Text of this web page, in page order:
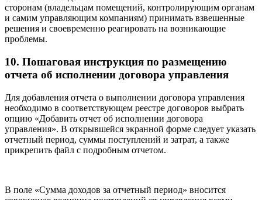
сторонам (владельцам помещений, контролирующим органам
и самим управляющим компаниям) принимать взвешенные
решения и своевременно реагировать на возникающие
проблемы.
10. Пошаговая инструкция по размещению
отчета об исполнении договора управления
Для добавления отчета о выполнении договора управления
необходимо в соответствующем реестре договоров выбрать
опцию «Добавить отчет об исполнении договора
управления». В открывшейся экранной форме следует указать
отчетный период, суммы поступлений и затрат, а также
прикрепить файл с подробным отчетом.
В поле «Сумма доходов за отчетный период» вносится